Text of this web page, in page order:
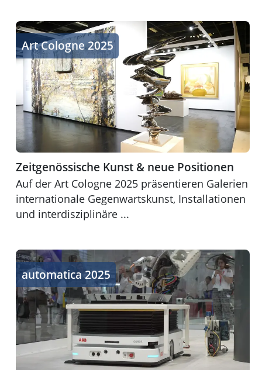
Zeitgenössische Kunst & neue Positionen
Art Cologne 2025
Zeitgenössische Kunst & neue Positionen
Auf der Art Cologne 2025 präsentieren Galerien
internationale Gegenwartskunst, Installationen
und interdisziplinäre ...
Wegweiser für intelligente Automation und Robotik
automatica 2025